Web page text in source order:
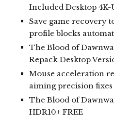
Included Desktop 4K-
Save game recovery
profile blocks
The Blood of
Repack Desktop
Mouse acceleration
aiming precision fixes
The Blood of
HDR10+ FREE